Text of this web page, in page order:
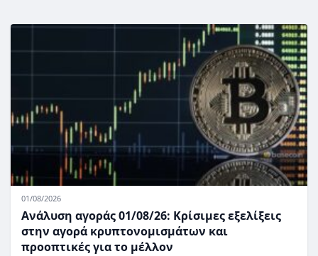
01/08/2026
Ανάλυση αγοράς 01/08/26: Κρίσιμες εξελίξεις
στην αγορά κρυπτονομισμάτων και
προοπτικές για το μέλλον